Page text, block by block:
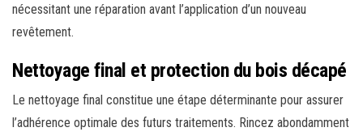
nécessitant une réparation avant l’application d’un nouveau
revêtement.
Nettoyage final et protection du bois décapé
Le nettoyage final constitue une étape déterminante pour assurer
l’adhérence optimale des futurs traitements. Rincez abondamment